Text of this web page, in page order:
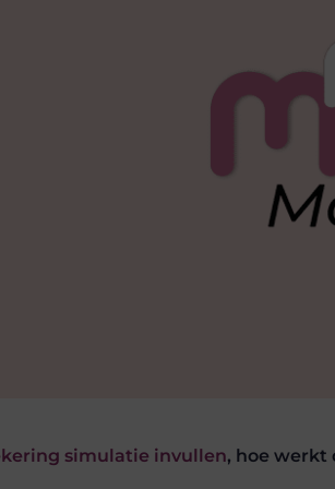
simulatie invullen, hoe werkt